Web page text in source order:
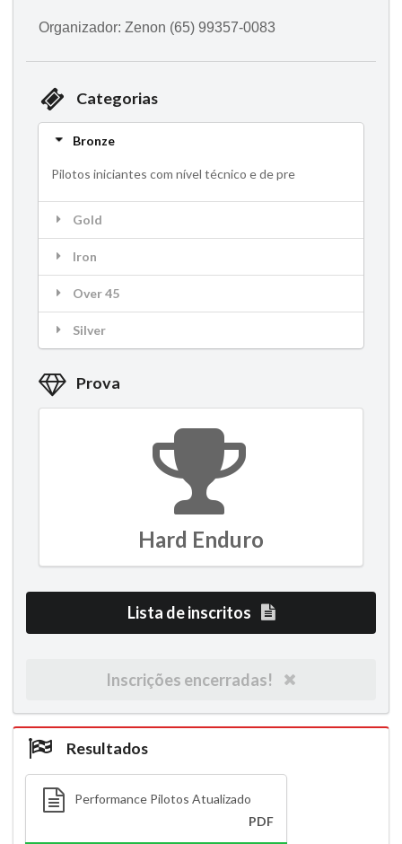
Organizador: Zenon (65) 99357-0083
Categorias
Bronze
Pilotos iniciantes com nível técnico e de pre
Gold
Iron
Over 45
Silver
Prova
Hard Enduro
Lista de inscritos
Inscrições encerradas!
Resultados
Performance Pilotos Atualizado
PDF